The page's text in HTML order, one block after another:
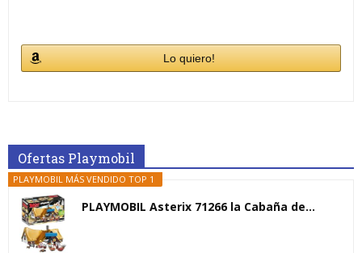
Lo quiero!
Ofertas Playmobil
PLAYMOBIL MÁS VENDIDO TOP 1
PLAYMOBIL Asterix 71266 la Cabaña de...